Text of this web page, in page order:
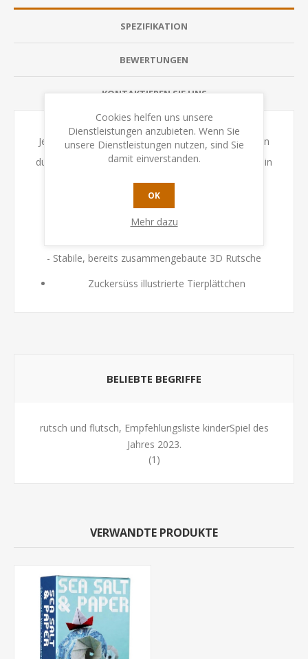
SPEZIFIKATION
BEWERTUNGEN
KONTAKTIEREN SIE UNS
Je besser geschnippt wird, desto mehr Tierplättchen
dürfen umgedreht werden. Wer so zuerst alle Tiere in
der richtigen Reihenfolge findet, gewinnt das
actionreiche Versteckspiel am See.
- Der tierische Memo-Spaß mit Schnipp-Faktor!
- Stabile, bereits zusammengebaute 3D Rutsche
Zuckersüss illustrierte Tierplättchen
BELIEBTE BEGRIFFE
rutsch und flutsch, Empfehlungsliste kinderSpiel des
Jahres 2023.
(1)
VERWANDTE PRODUKTE
Cookies helfen uns unsere
Dienstleistungen anzubieten. Wenn Sie
unsere Dienstleistungen nutzen, sind Sie
damit einverstanden.
OK
Mehr dazu